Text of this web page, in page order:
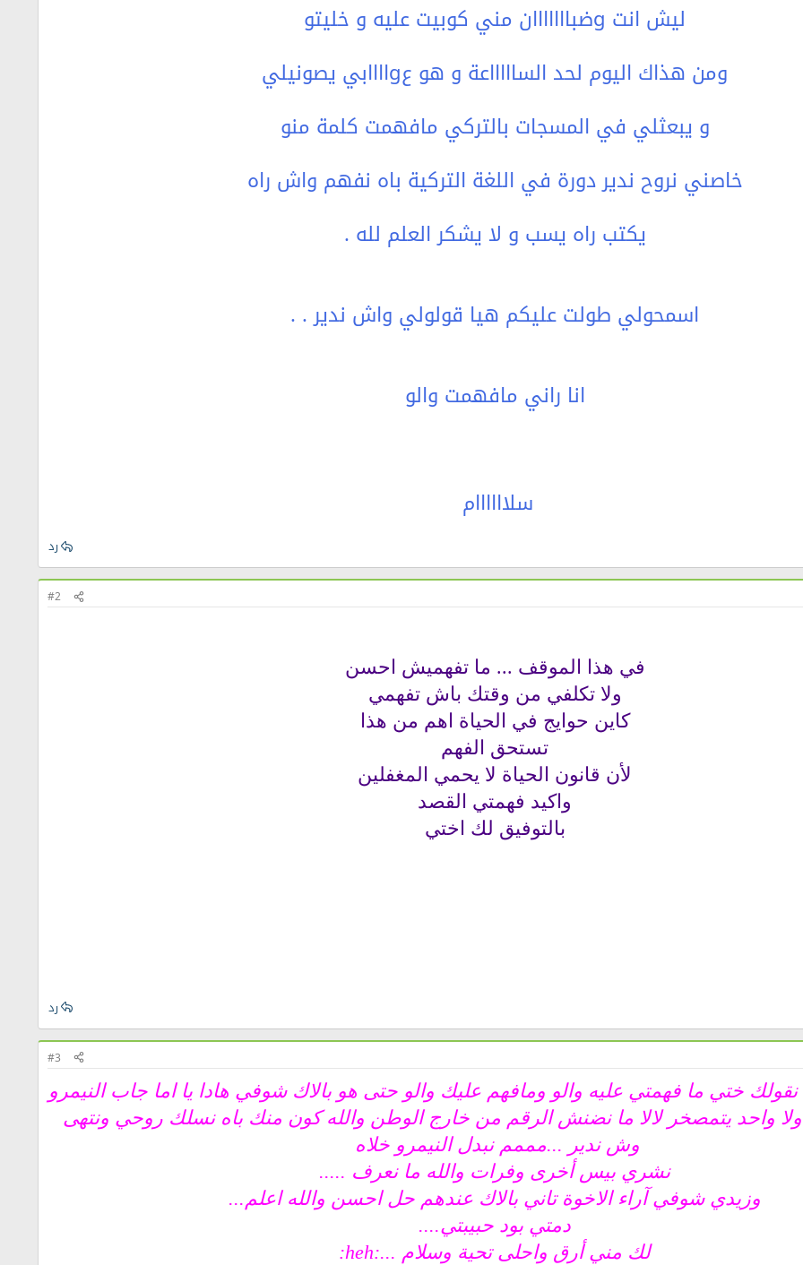
ليش انت gضبااااااان مني كوبيت عليه و خليتو
ومن هذاك اليوم لحد الساااااعة و هو عgاااابي يصونيلي
و يبعثلي في المسجات بالتركي مافهمت كلمة منو
خاصني نروح ندير دورة في اللغة التركية باه نفهم واش راه
يكتب راه يسب و لا يشكر العلم لله .
اسمحولي طولت عليكم هيا قولولي واش ندير . .
انا راني مافهمت والو
سلاااااام
رد
#2
في هذا الموقف ... ما تفهميش احسن
ولا تكلفي من وقتك باش تفهمي
كاين حوايج في الحياة اهم من هذا
تستحق الفهم
لأن قانون الحياة لا يحمي المغفلين
واكيد فهمتي القصد
بالتوفيق لك اختي
رد
#3
ختي ما فهمتي عليه والو ومافهم عليك والو حتى هو بالاك شوفي هادا يا اما جاب النيمرو
واحد يتمصخر لالا ما نضنش الرقم من خارج الوطن والله كون منك باه نسلك روحي ونتهى
وش ندير ...مممم نبدل النيمرو خلاه
نشري بيس أخرى وفرات والله ما نعرف .....
وزيدي شوفي آراء الاخوة تاني بالاك عندهم حل احسن والله اعلم...
دمتي بود حبيبتي....
لك مني أرق واحلى تحية وسلام ...:heh: